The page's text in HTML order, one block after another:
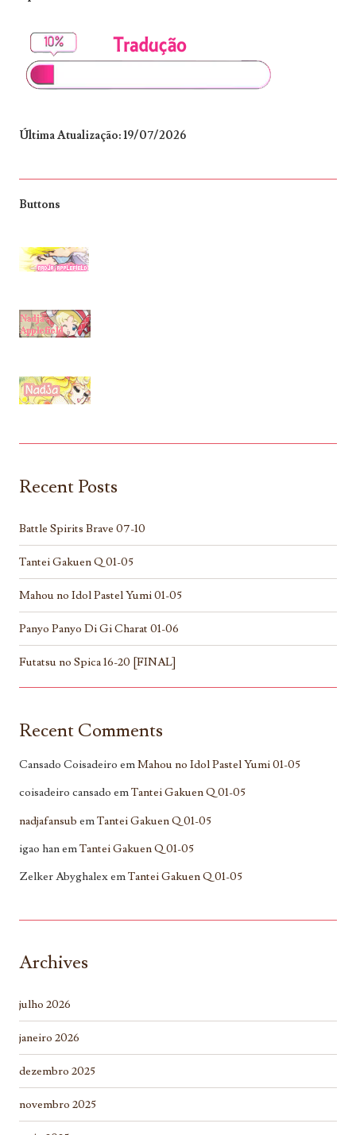
Última Atualização: 19/07/2026
Buttons
Recent Posts
Battle Spirits Brave 07-10
Tantei Gakuen Q 01-05
Mahou no Idol Pastel Yumi 01-05
Panyo Panyo Di Gi Charat 01-06
Futatsu no Spica 16-20 [FINAL]
Recent Comments
Cansado Coisadeiro emMahou no Idol Pastel Yumi 01-05
coisadeiro cansado emTantei Gakuen Q 01-05
nadjafansub emTantei Gakuen Q 01-05
igao hanemTantei Gakuen Q 01-05
Zelker AbyghalexemTantei Gakuen Q 01-05
Archives
julho 2026
janeiro 2026
dezembro 2025
novembro 2025